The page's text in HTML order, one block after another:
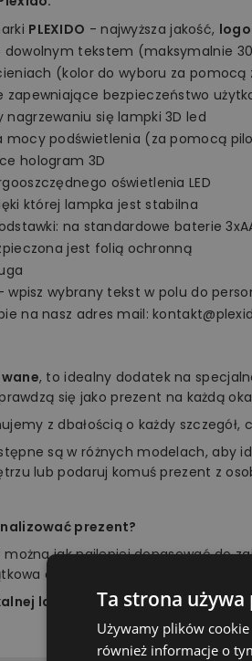
PLEXIDO - najwyższa jakość, logo
dowolnym tekstem (maksymalnie
(kolor do wyboru za
zapewniające bezpieczeństwo
się lampki 3D led
mocy podświetlenia (za pomocą
hologram 3D
oświetlenia LED
której lampka jest stabilna
na standardowe baterie
jest folią ochronną
wpisz wybrany tekst w polu do
na nasz adres mail:
, to idealny dodatek na
się jako prezent na każdą
z dbałością o każdy szczegół,
są w różnych modelach, aby
lub podaruj komuś prezent z
prezent?
można jak najlepiej dopasować do
okazja, aby zrobić
lampki marki Plexido!
Ta strona
Używamy plików
również informacje o